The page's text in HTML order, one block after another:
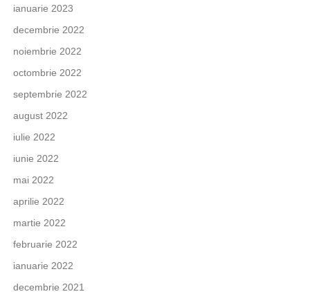
ianuarie 2023
decembrie 2022
noiembrie 2022
octombrie 2022
septembrie 2022
august 2022
iulie 2022
iunie 2022
mai 2022
aprilie 2022
martie 2022
februarie 2022
ianuarie 2022
decembrie 2021